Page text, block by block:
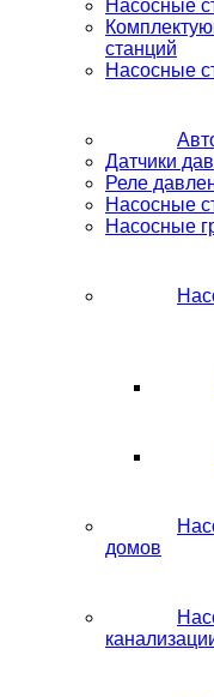
Насосные
станций
Насосные
Датчики
Реле
Насосные
Насосные
домов